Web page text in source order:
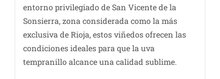
entorno privilegiado de San Vicente de la
Sonsierra, zona considerada como la más
exclusiva de Rioja, estos viñedos ofrecen las
condiciones ideales para que la uva
tempranillo alcance una calidad sublime.